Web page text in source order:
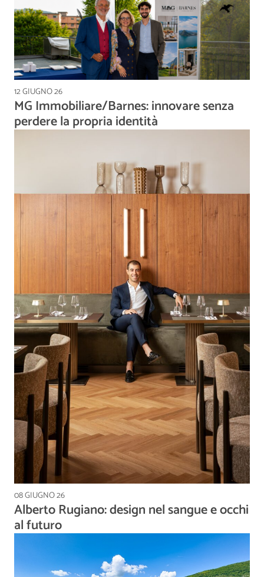
12 GIUGNO 26
MG Immobiliare/Barnes: innovare senza
perdere la propria identità
08 GIUGNO 26
Alberto Rugiano: design nel sangue e occhi
al futuro